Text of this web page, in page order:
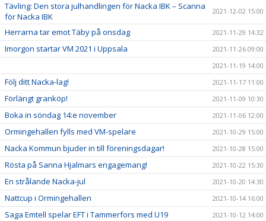
Tävling: Den stora julhandlingen för Nacka IBK – Scanna
för Nacka IBK
2021-12-02 15:00
Herrarna tar emot Täby på onsdag 2021-11-29 14:32
Imorgon startar VM 2021 i Uppsala
2021-11-26 09:00
2021-11-19 14:00
Följ ditt Nacka-lag! 2021-11-17 11:00
Förlängt granköp! 2021-11-09 10:30
Boka in söndag 14:e november 2021-11-06 12:00
Ormingehallen fylls med VM-spelare 2021-10-29 15:00
Nacka Kommun bjuder in till föreningsdagar! 2021-10-28 15:00
Rösta på Sanna Hjalmars engagemang! 2021-10-22 15:30
En strålande Nacka-jul 2021-10-20 14:30
Nattcup i Ormingehallen 2021-10-14 16:00
Saga Emtell spelar EFT i Tammerfors med U19 2021-10-12 14:00